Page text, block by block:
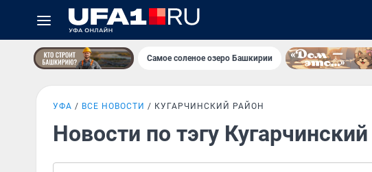
Самое соленое озеро Башкирии
УФА ВСЕ НОВОСТИ КУГАРЧИНСКИЙ РАЙОН
Новости по тэгу